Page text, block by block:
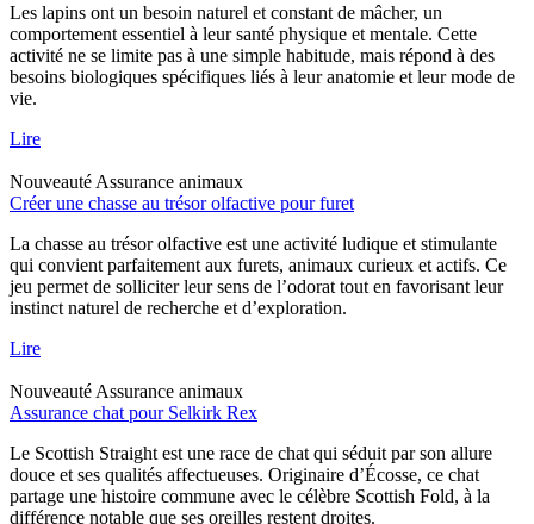
Les lapins ont un besoin naturel et constant de mâcher, un
comportement essentiel à leur santé physique et mentale. Cette
activité ne se limite pas à une simple habitude, mais répond à des
besoins biologiques spécifiques liés à leur anatomie et leur mode de
vie.
Lire
Nouveauté Assurance animaux
Créer une chasse au trésor olfactive pour furet
La chasse au trésor olfactive est une activité ludique et stimulante
qui convient parfaitement aux furets, animaux curieux et actifs. Ce
jeu permet de solliciter leur sens de l’odorat tout en favorisant leur
instinct naturel de recherche et d’exploration.
Lire
Nouveauté Assurance animaux
Assurance chat pour Selkirk Rex
Le Scottish Straight est une race de chat qui séduit par son allure
douce et ses qualités affectueuses. Originaire d’Écosse, ce chat
partage une histoire commune avec le célèbre Scottish Fold, à la
différence notable que ses oreilles restent droites.